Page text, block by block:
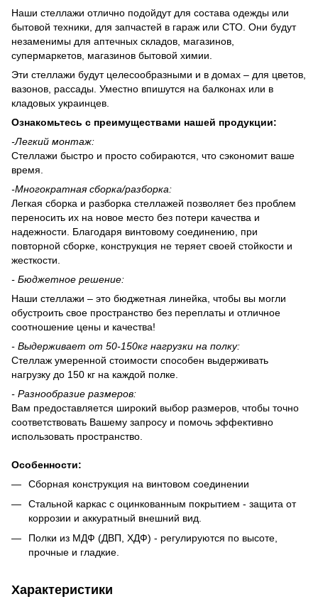
Наши стеллажи отлично подойдут для состава одежды или
бытовой техники, для запчастей в гараж или СТО. Они будут
незаменимы для аптечных складов, магазинов,
супермаркетов, магазинов бытовой химии.
Эти стеллажи будут целесообразными и в домах – для цветов,
вазонов, рассады. Уместно впишутся на балконах или в
кладовых украинцев.
Ознакомьтесь с преимуществами нашей продукции:
-Легкий монтаж:
Стеллажи быстро и просто собираются, что сэкономит ваше
время.
-Многократная сборка/разборка:
Легкая сборка и разборка стеллажей позволяет без проблем
переносить их на новое место без потери качества и
надежности. Благодаря винтовому соединению, при
повторной сборке, конструкция не теряет своей стойкости и
жесткости.
- Бюджетное решение:
Наши стеллажи – это бюджетная линейка, чтобы вы могли
обустроить свое пространство без переплаты и отличное
соотношение цены и качества!
- Выдерживает от 50-150кг нагрузки на полку:
Стеллаж умеренной стоимости способен выдерживать
нагрузку до 150 кг на каждой полке.
- Разнообразие размеров:
Вам предоставляется широкий выбор размеров, чтобы точно
соответствовать Вашему запросу и помочь эффективно
использовать пространство.
Особенности:
Сборная конструкция на винтовом соединении
Стальной каркас с оцинкованным покрытием - защита от
коррозии и аккуратный внешний вид.
Полки из МДФ (ДВП, ХДФ) - регулируются по высоте,
прочные и гладкие.
Характеристики